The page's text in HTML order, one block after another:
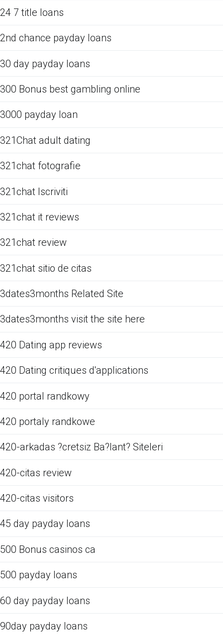
24 7 title loans
2nd chance payday loans
30 day payday loans
300 Bonus best gambling online
3000 payday loan
321Chat adult dating
321chat fotografie
321chat Iscriviti
321chat it reviews
321chat review
321chat sitio de citas
3dates3months Related Site
3dates3months visit the site here
420 Dating app reviews
420 Dating critiques d'applications
420 portal randkowy
420 portaly randkowe
420-arkadas ?cretsiz Ba?lant? Siteleri
420-citas review
420-citas visitors
45 day payday loans
500 Bonus casinos ca
500 payday loans
60 day payday loans
90day payday loans